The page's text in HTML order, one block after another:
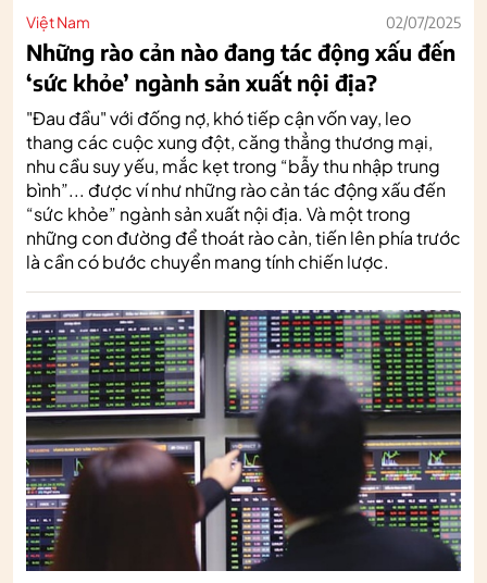
Việt Nam 02/07/2025
Những rào cản nào đang tác động xấu đến
‘sức khỏe’ ngành sản xuất nội địa?
"Đau đầu" với đống nợ, khó tiếp cận vốn vay, leo
thang các cuộc xung đột, căng thẳng thương mại,
nhu cầu suy yếu, mắc kẹt trong “bẫy thu nhập trung
bình”... được ví như những rào cản tác động xấu đến
“sức khỏe” ngành sản xuất nội địa. Và một trong
những con đường để thoát rào cản, tiến lên phía trước
là cần có bước chuyển mang tính chiến lược.